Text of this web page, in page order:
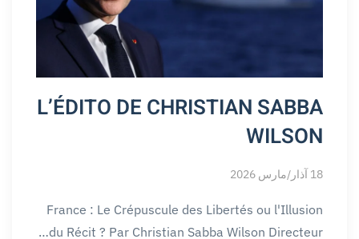
L’ÉDITO DE CHRISTIAN SABBA
WILSON
18 آذار/مارس 2026
France : Le Crépuscule des Libertés ou l'Illusion
du Récit ? Par Christian Sabba Wilson Directeur…